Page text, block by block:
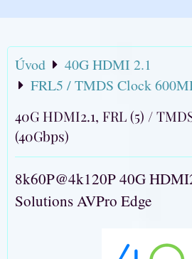
Úvod
40G HDMI 2.1
FRL5 / TMDS Clock
40G HDMI2.1, FRL (5) /
(40Gbps)
8k60P@4k120P 40G
Solutions AVPro Edge